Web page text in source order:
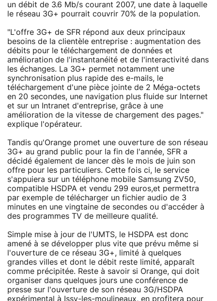
un débit de 3.6 Mb/s courant 2007, une date à laquelle
le réseau 3G+ pourrait couvrir 70% de la population.
"L'offre 3G+ de SFR répond aux deux principaux
besoins de la clientèle entreprise : augmentation des
débits pour le téléchargement de données et
amélioration de l'instantanéité et de l'interactivité dans
les échanges. La 3G+ permet notamment une
synchronisation plus rapide des e-mails, le
téléchargement d'une pièce jointe de 2 Méga-octets
en 20 secondes, une navigation plus fluide sur Internet
et sur un Intranet d'entreprise, grâce à une
amélioration de la vitesse de chargement des pages."
explique l'opérateur.
Tandis qu'Orange promet une ouverture de son réseau
3G+ au grand public pour la fin de l'année, SFR a
décidé également de lancer dès le mois de juin son
offre pour les particuliers. Cette fois ci, le service
s'appuiera sur un téléphone mobile Samsung ZV50,
compatible HSDPA et vendu 299 euros,et permettra
par exemple de télécharger un fichier audio de 3
minutes en une vingtaine de secondes ou d'accéder à
des programmes TV de meilleure qualité.
Simple mise à jour de l'UMTS, le HSDPA est donc
amené à se développer plus vite que prévu même si
l'ouverture de ce réseau 3G+, limité à quelques
grandes villes et dont le débit reste limité, apparaît
comme précipitée. Reste à savoir si Orange, qui doit
organiser dans quelques jours une conférence de
presse sur l'ouverture de son réseau 3G/HSDPA
expérimental à Issy-les-moulineaux, en profitera pour